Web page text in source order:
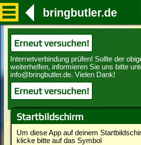
Startbildschirm
Um diese App auf deinem
klicke bitte auf das Symbol
bringbutler.de
Erneut versuchen!
Erneut versuchen!